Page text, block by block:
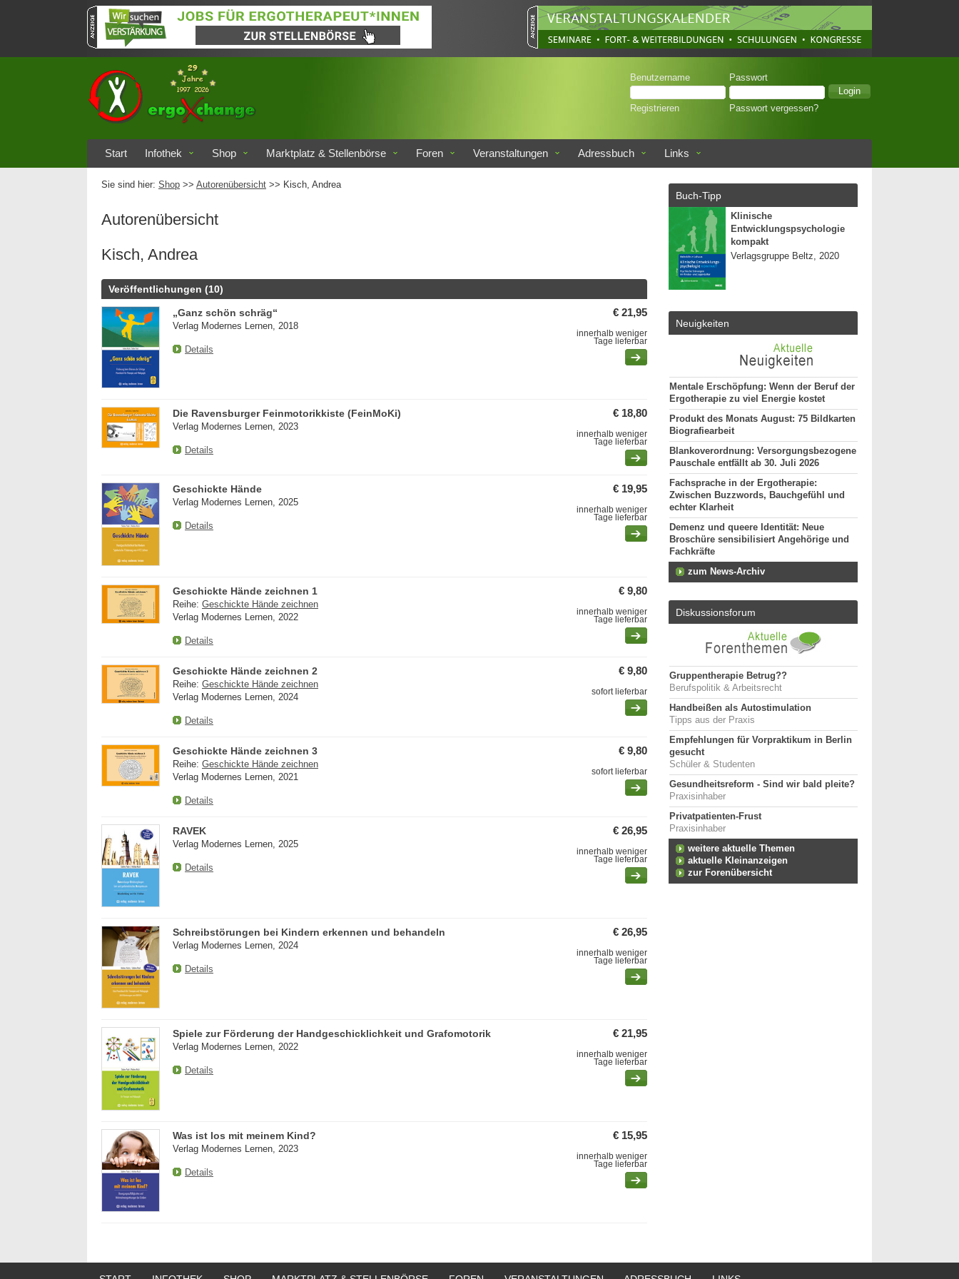
Benutzername Passwort
Registrieren Passwort vergessen?
Start Infothek Shop Marktplatz & Stellenbörse Foren Veranstaltungen Adressbuch Links
Sie sind hier: Shop >> Autorenübersicht >> Kisch, Andrea
Autorenübersicht
Kisch, Andrea
Veröffentlichungen (10)
„Ganz schön schräg“
Verlag Modernes Lernen, 2018
Details
€ 21,95
innerhalb weniger
Tage lieferbar
Die Ravensburger Feinmotorikkiste (FeinMoKi)
Verlag Modernes Lernen, 2023
Details
€ 18,80
innerhalb weniger
Tage lieferbar
Geschickte Hände
Verlag Modernes Lernen, 2025
Details
€ 19,95
innerhalb weniger
Tage lieferbar
Geschickte Hände zeichnen 1
Reihe: Geschickte Hände zeichnen
Verlag Modernes Lernen, 2022
Details
€ 9,80
innerhalb weniger
Tage lieferbar
Geschickte Hände zeichnen 2
Reihe: Geschickte Hände zeichnen
Verlag Modernes Lernen, 2024
Details
€ 9,80
sofort lieferbar
Geschickte Hände zeichnen 3
Reihe: Geschickte Hände zeichnen
Verlag Modernes Lernen, 2021
Details
€ 9,80
sofort lieferbar
RAVEK
Verlag Modernes Lernen, 2025
Details
€ 26,95
innerhalb weniger
Tage lieferbar
Schreibstörungen bei Kindern erkennen und behandeln
Verlag Modernes Lernen, 2024
Details
€ 26,95
innerhalb weniger
Tage lieferbar
Spiele zur Förderung der Handgeschicklichkeit und Grafomotorik
Verlag Modernes Lernen, 2022
Details
€ 21,95
innerhalb weniger
Tage lieferbar
Was ist los mit meinem Kind?
Verlag Modernes Lernen, 2023
Details
€ 15,95
innerhalb weniger
Tage lieferbar
Buch-Tipp
Klinische
Entwicklungspsychologie
kompakt
Verlagsgruppe Beltz, 2020
Neuigkeiten
Mentale Erschöpfung: Wenn der Beruf der
Ergotherapie zu viel Energie kostet
Produkt des Monats August: 75 Bildkarten
Biografiearbeit
Blankoverordnung: Versorgungsbezogene
Pauschale entfällt ab 30. Juli 2026
Fachsprache in der Ergotherapie:
Zwischen Buzzwords, Bauchgefühl und
echter Klarheit
Demenz und queere Identität: Neue
Broschüre sensibilisiert Angehörige und
Fachkräfte
zum News-Archiv
Diskussionsforum
Gruppentherapie Betrug??
Berufspolitik & Arbeitsrecht
Handbeißen als Autostimulation
Tipps aus der Praxis
Empfehlungen für Vorpraktikum in Berlin
gesucht
Schüler & Studenten
Gesundheitsreform - Sind wir bald pleite?
Praxisinhaber
Privatpatienten-Frust
Praxisinhaber
weitere aktuelle Themen
aktuelle Kleinanzeigen
zur Forenübersicht